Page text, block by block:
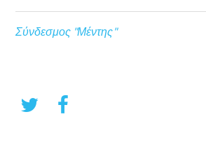
Σύνδεσμος "Μέντης"